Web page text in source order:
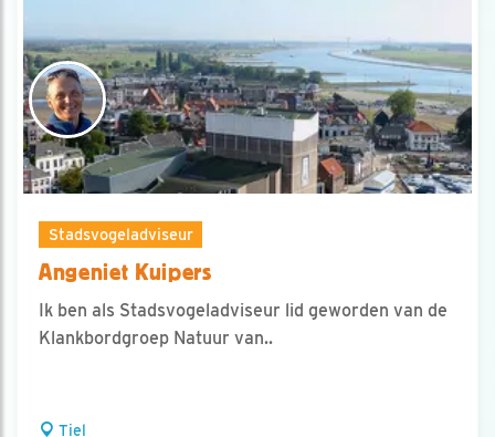
Stadsvogeladviseur
Angeniet Kuipers
Ik ben als Stadsvogeladviseur lid geworden van de
Klankbordgroep Natuur van..
Tiel